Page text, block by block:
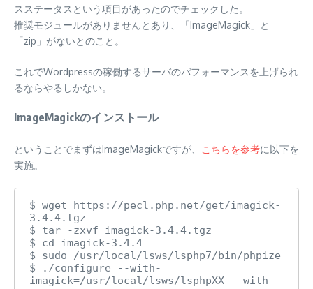
スステータスという項目があったのでチェックした。
推奨モジュールがありませんとあり、「ImageMagick」と
「zip」がないとのこと。
これでWordpressの稼働するサーバのパフォーマンスを上げられ
るならやるしかない。
ImageMagickのインストール
ということでまずはImageMagickですが、 こちらを参考に以下を
実施。
$ wget https://pecl.php.net/get/imagick-
3.4.4.tgz
$ tar -zxvf imagick-3.4.4.tgz
$ cd imagick-3.4.4
$ sudo /usr/local/lsws/lsphp7/bin/phpize
$ ./configure --with-
imagick=/usr/local/lsws/lsphpXX --with-